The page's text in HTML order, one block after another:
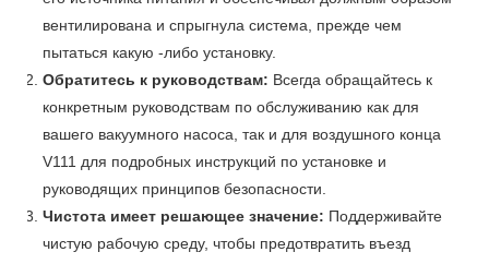
вентилирована и спрыгнула система, прежде чем
пытаться какую -либо установку.
Обратитесь к руководствам: Всегда обращайтесь к
конкретным руководствам по обслуживанию как для
вашего вакуумного насоса, так и для воздушного конца
V111 для подробных инструкций по установке и
руководящих принципов безопасности.
Чистота имеет решающее значение: Поддерживайте
чистую рабочую среду, чтобы предотвратить въезд